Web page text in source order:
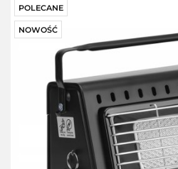
POLECANE
NOWOŚĆ